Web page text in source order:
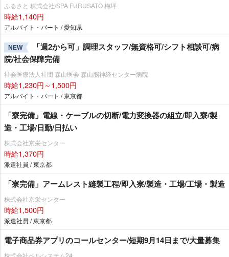
ふるさと 株式会社/SPA FURUSATO 梅坪
時給1,140円
アルバイト・パート / 愛知県
NEW
「週2から可」調理スタッフ/無資格可/シフト相談可/病
院/社会保障完備
社会医療法人社団 森山医会 森山脳神経センター病院
時給1,230円～1,500円
アルバイト・パート / 東京都
「寮完備」電線・ケーブルの切断/電力変換器の組立/即入寮/製
造・工場/日勤/日払い
株式会社京栄センター
時給1,370円
派遣社員 / 東京都
「寮完備」アームレスト縫製工程/即入寮/製造・工場/工場・製造
株式会社京栄センター
時給1,500円
派遣社員 / 東京都
電子商品券アプリのコールセンター/短期9月14日まで/大量募集
株式会社ベルシステム24